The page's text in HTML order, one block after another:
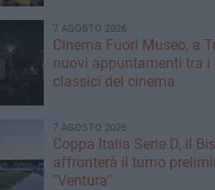
7 AGOSTO 2026
Cinema Fuori Museo, a
nuovi appuntamenti tra i
classici del cinema
7 AGOSTO 2026
Coppa Italia Serie D, il
affronterà il turno
"Ventura"